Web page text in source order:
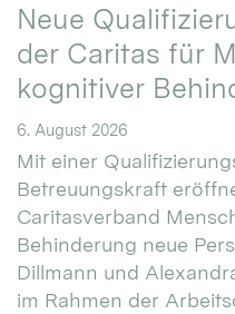
Neue
der Caritas für
kognitiver
6. August 2026
Mit einer
Betreuungskraft
Caritasverband
Behinderung neue
Dillmann und
im Rahmen der